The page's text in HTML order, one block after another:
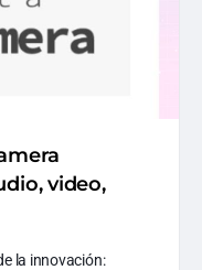
video,
la innovación: